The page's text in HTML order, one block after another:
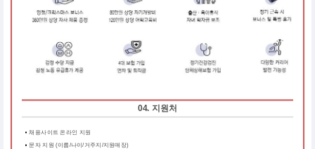
04. 지원처
채용사이트 온라인 지원
문자 지원 (이름/나이/거주지/지원매장)